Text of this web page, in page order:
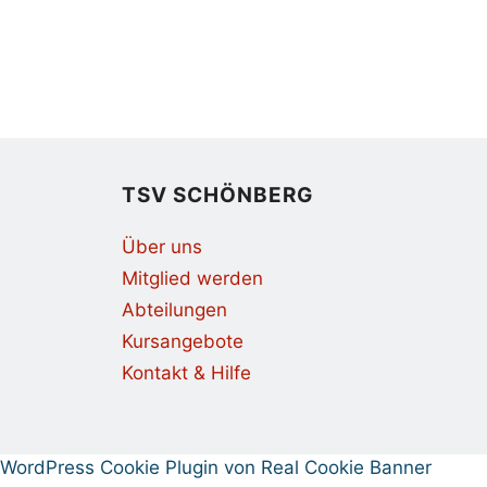
TSV SCHÖNBERG
Über uns
Mitglied werden
Abteilungen
Kursangebote
Kontakt & Hilfe
WordPress Cookie Plugin von Real Cookie Banner